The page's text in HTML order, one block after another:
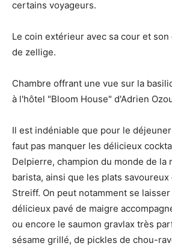
certains voyageurs.
Le coin extérieur avec sa cour et
de zellige.
Chambre offrant une vue sur la
à l'hôtel "Bloom House" d'Adrien
Il est indéniable que pour le
faut pas manquer les délicieux
Delpierre, champion du monde de la
barista, ainsi que les plats
Streiff. On peut notamment se
délicieux pavé de maigre
ou encore le saumon gravlax très
sésame grillé, de pickles de chou-